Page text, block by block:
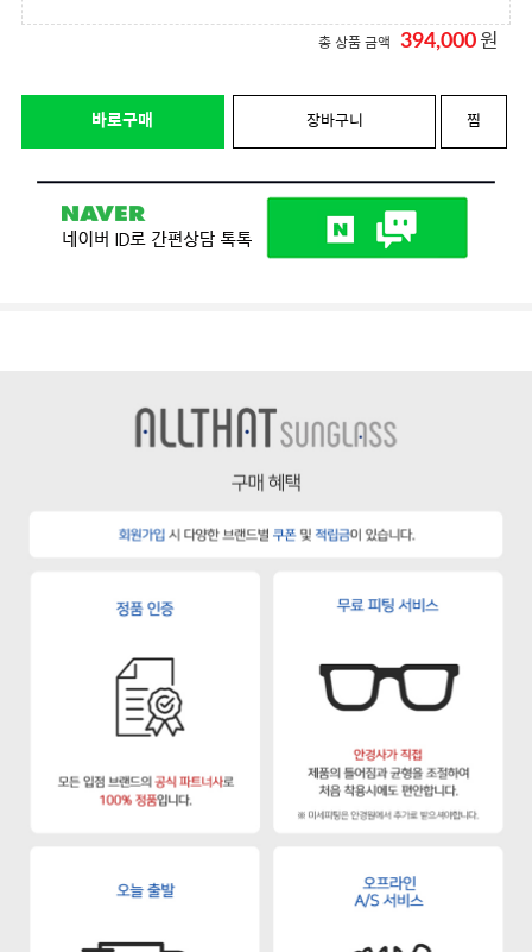
총 상품 금액 394,000 원
바로구매 장바구니 찜